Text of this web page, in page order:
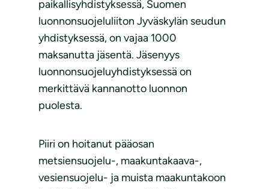
paikallisyhdistyksessä, Suomen
luonnonsuojeluliiton Jyväskylän seudun
yhdistyksessä, on vajaa 1000
maksanutta jäsentä. Jäsenyys
luonnonsuojeluyhdistyksessä on
merkittävä kannanotto luonnon
puolesta.
Piiri on hoitanut pääosan
metsiensuojelu-, maakuntakaava-,
vesiensuojelu- ja muista maakuntakoon